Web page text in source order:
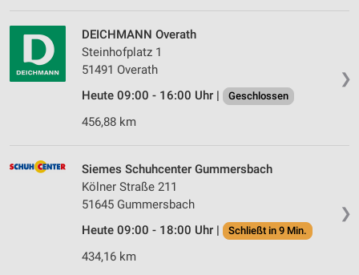
❯
DEICHMANN Overath
Steinhofplatz 1
51491 Overath
Heute 09:00 - 16:00 Uhr |
Geschlossen
456,88 km
❯
Siemes Schuhcenter Gummersbach
Kölner Straße 211
51645 Gummersbach
Heute 09:00 - 18:00 Uhr |
Schließt in 9 Min.
434,16 km